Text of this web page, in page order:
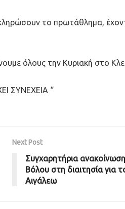
το πρωτάθλημα,
όλους την Κυριακή στο
ΣΥΝΕΧΕΙΑ “
Next Post
Συγχαρητήρια
Βόλου στη διαιτησία για
Αιγάλεω